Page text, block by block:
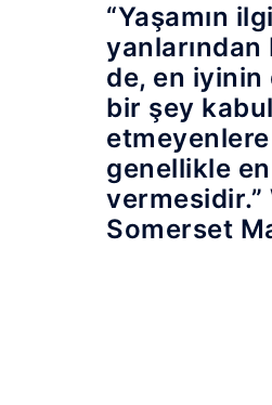
“Yaşamın
yanlarından
de, en iyinin
bir şey kabul
etmeyenlere
genellikle
vermesidir.”
Somerset